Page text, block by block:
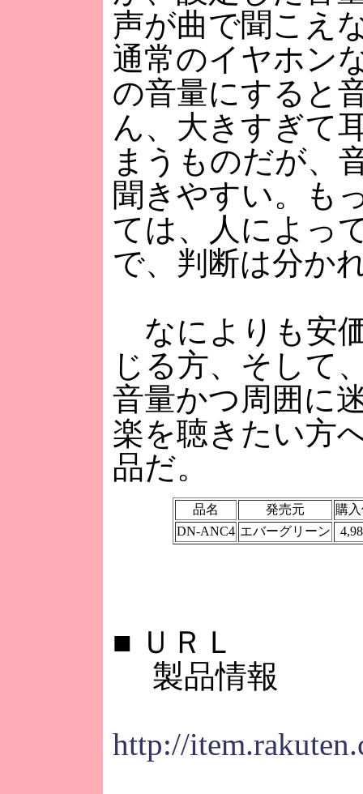
声が曲で聞こえ
通常のイヤホン
の音量にすると
ん、大きすぎて
まうものだが、
聞きやすい。も
ては、人によっ
で、判断は分か
なによりも安
じる方、そして
音量かつ周囲に
楽を聴きたい方
品だ。
品名 発売元
購
DN-ANC4 エバーグリーン
■ ＵＲＬ
製品情報
http://